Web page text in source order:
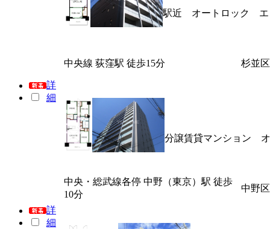
駅近 オートロック
詳
細
中央線 荻窪駅 徒歩15分 杉並
分譲賃貸マンション
詳
細
中央・総武線各停 中野（東京）駅 徒歩
10分
中野